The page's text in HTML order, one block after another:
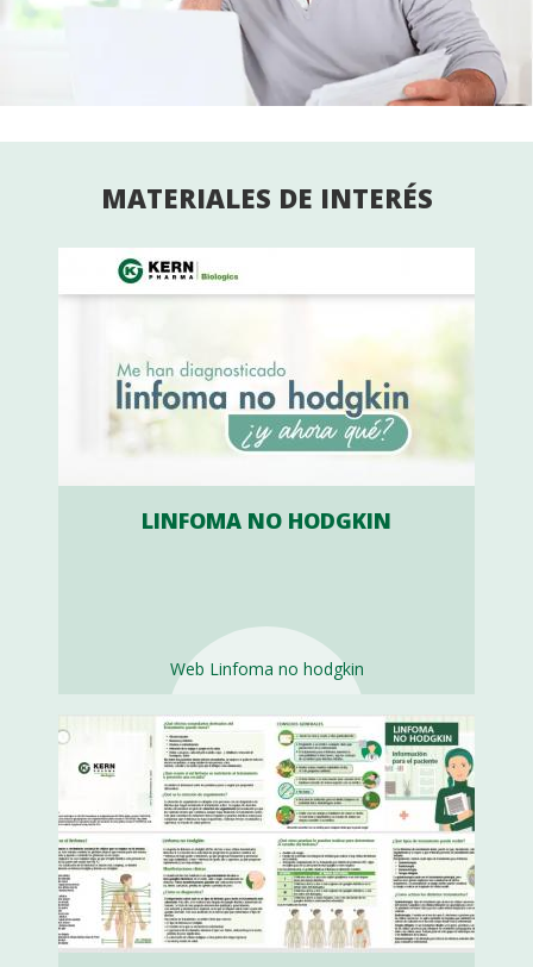
MATERIALES DE INTERÉS
LINFOMA NO HODGKIN
Web Linfoma no hodgkin